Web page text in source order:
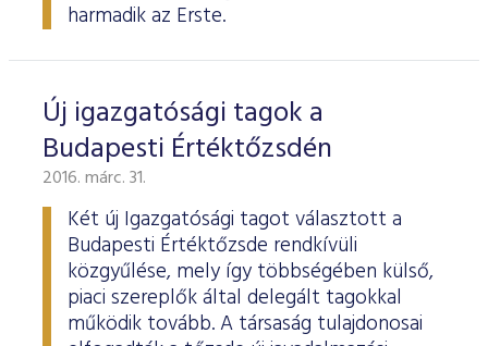
harmadik az Erste.
Új igazgatósági tagok a
Budapesti Értéktőzsdén
2016. márc. 31.
Két új Igazgatósági tagot választott a
Budapesti Értéktőzsde rendkívüli
közgyűlése, mely így többségében külső,
piaci szereplők által delegált tagokkal
működik tovább. A társaság tulajdonosai